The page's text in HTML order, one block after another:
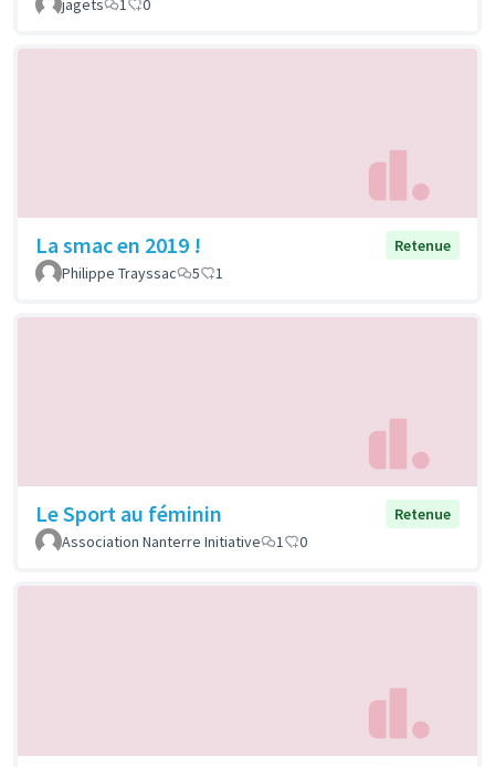
La smac en 2019 !
Retenue
Philippe Trayssac
5 1
Le Sport au féminin
Retenue
Association Nanterre Initiative
1 0